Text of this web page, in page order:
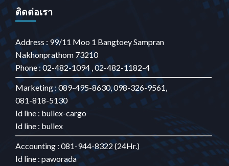
ติดต่อเรา
Address : 99/11 Moo 1 Bangtoey Sampran
Nakhonprathom 73210
Phone : 02-482-1094 , 02-482-1182-4
Marketing : 089-495-8630, 098-326-9561,
081-818-5130
Id line : bullex-cargo
Id line : bullex
Accounting : 081-944-8322 (24Hr.)
Id line : paworada